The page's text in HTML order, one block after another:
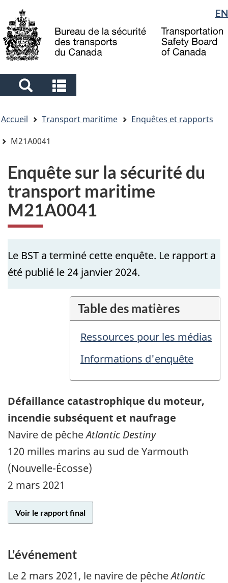
to
main
to
"About
government"
à
la
Sélection
de
la
langue
EN
Search
and
menus
and
menus
êtes
ici
Accueil Transport maritime
Enquêtes et rapports
M21A0041
Enquête sur la sécurité du
transport maritime
M21A0041
Le BST a terminé cette enquête. Le rapport a
été publié le 24 janvier 2024.
Table des matières
Ressources pour les médias
Informations d'enquête
Défaillance catastrophique du moteur,
incendie subséquent et naufrage
Navire de pêcheAtlantic Destiny
120 milles marins au sud de Yarmouth
(Nouvelle-Écosse)
2 mars 2021
Voir le rapport final
L'événement
Le 2 mars 2021, le navire de pêcheAtlantic